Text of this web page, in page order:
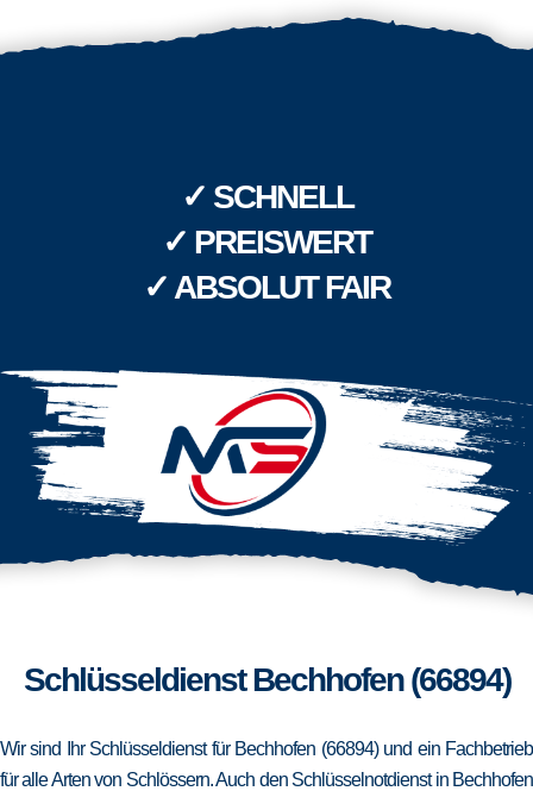
✓ SCHNELL
✓ PREISWERT
✓ ABSOLUT FAIR
Schlüsseldienst Bechhofen (66894)
Wir sind Ihr Schlüsseldienst für Bechhofen (66894) und ein Fachbetrieb
für alle Arten von Schlössern. Auch den Schlüsselnotdienst in Bechhofen